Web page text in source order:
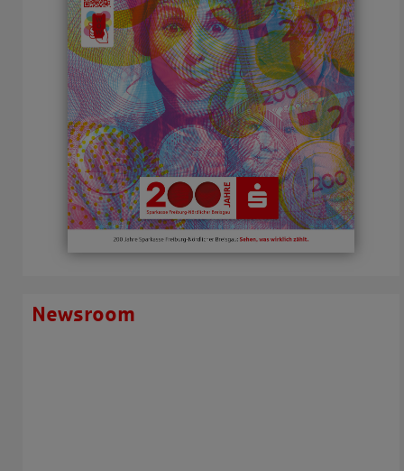
Newsroom